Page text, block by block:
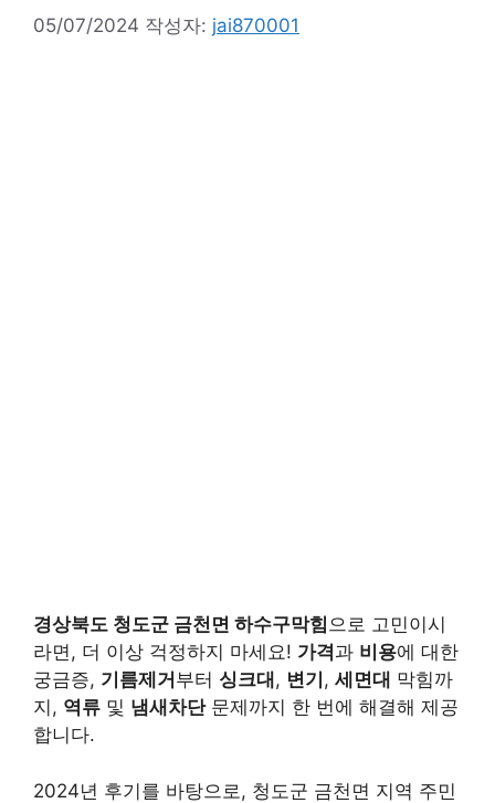
05/07/2024 작성자: jai870001
경상북도 청도군 금천면 하수구막힘으로 고민이시
라면, 더 이상 걱정하지 마세요! 가격과 비용에 대한
궁금증, 기름제거 부터 싱크대 , 변기 , 세면대 막힘까
지, 역류 및 냄새차단문제까지 한 번에 해결해 제공
합니다.
2024년 후기를 바탕으로, 청도군 금천면 지역 주민